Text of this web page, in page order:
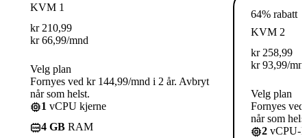
KVM 1
kr 210,99
kr 66,99/mnd
Velg plan
Fornyes ved kr 144,99/mnd i 2 år. Avbryt
når som helst.
1 vCPU kjerne
4 GB RAM
64% rabatt
KVM 2
kr 258,99
kr 93,99/
Velg plan
Fornyes
når som
2 vCPU-